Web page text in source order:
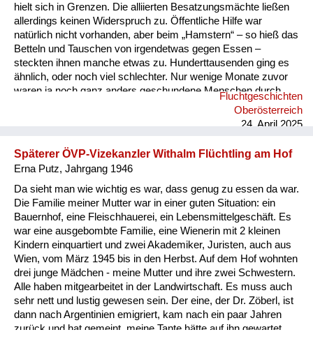
hielt sich in Grenzen. Die alliierten Besatzungsmächte ließen
allerdings keinen Widerspruch zu. Öffentliche Hilfe war
natürlich nicht vorhanden, aber beim „Hamstern“ – so hieß das
Betteln und Tauschen von irgendetwas gegen Essen –
steckten ihnen manche etwas zu. Hunderttausenden ging es
ähnlich, oder noch viel schlechter. Nur wenige Monate zuvor
waren ja noch ganz anders geschundene Menschen durch
österreichische Dörfer getrieben worden: Einige Landsleute
hatten gemordet, andere gejohlt, viele beschämt bis entsetzt
Erbarmungswürdigen etwas Essbares gegeben. Über die
prozentuale Verteilung von Mut...
Fluchtgeschichten
Oberösterreich
24. April 2025
Späterer ÖVP-Vizekanzler Withalm Flüchtling am Hof
Erna Putz, Jahrgang 1946
Da sieht man wie wichtig es war, dass genug zu essen da war.
Die Familie meiner Mutter war in einer guten Situation: ein
Bauernhof, eine Fleischhauerei, ein Lebensmittelgeschäft. Es
war eine ausgebombte Familie, eine Wienerin mit 2 kleinen
Kindern einquartiert und zwei Akademiker, Juristen, auch aus
Wien, vom März 1945 bis in den Herbst. Auf dem Hof wohnten
drei junge Mädchen - meine Mutter und ihre zwei Schwestern.
Alle haben mitgearbeitet in der Landwirtschaft. Es muss auch
sehr nett und lustig gewesen sein. Der eine, der Dr. Zöberl, ist
dann nach Argentinien emigriert, kam nach ein paar Jahren
zurück und hat gemeint, meine Tante hätte auf ihn gewartet...